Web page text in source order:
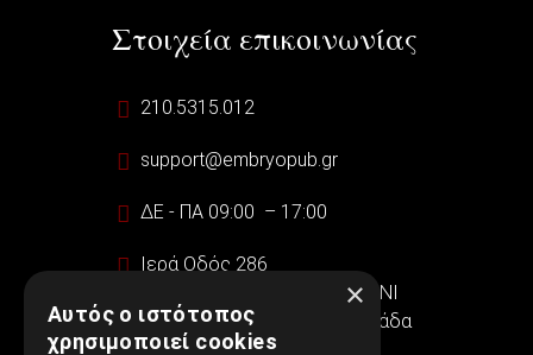
Στοιχεία επικοινωνίας
210.5315.012
support@embryopub.gr
ΔΕ - ΠΑ 09:00 – 17:00
Ιερά Οδός 286
Εμπορικό κέντρο SINTRIVANI
122 43 Αιγάλεω Αθήνα, Ελλάδα
×
Αυτός ο ιστότοπος
χρησιμοποιεί cookies